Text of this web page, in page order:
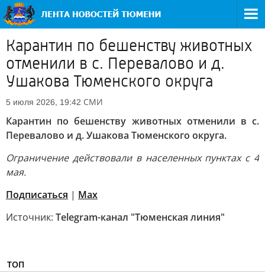
Карантин по бешенству животных
отменили в с. Перевалово и д.
Ушакова Тюменского округа
5 июля 2026, 19:42 СМИ
Карантин по бешенству животных отменили в с.
Перевалово и д. Ушакова Тюменского округа.
Ограничение действовали в населенных пунктах с 4
мая.
Подписаться | Max
Источник: Telegram-канал "Тюменская линия"
ТОП